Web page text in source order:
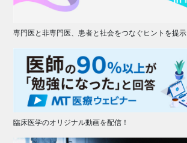
専門医と非専門医、患者と社会をつなぐヒントを提示
臨床医学のオリジナル動画を配信！